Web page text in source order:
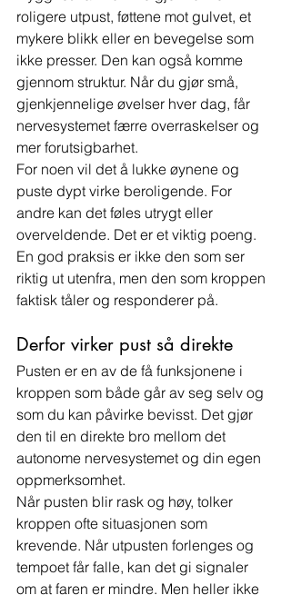
roligere utpust, føttene mot gulvet, et
mykere blikk eller en bevegelse som
ikke presser. Den kan også komme
gjennom struktur. Når du gjør små,
gjenkjennelige øvelser hver dag, får
nervesystemet færre overraskelser og
mer forutsigbarhet.
For noen vil det å lukke øynene og
puste dypt virke beroligende. For
andre kan det føles utrygt eller
overveldende. Det er et viktig poeng.
En god praksis er ikke den som ser
riktig ut utenfra, men den som kroppen
faktisk tåler og responderer på.
Derfor virker pust så direkte
Pusten er en av de få funksjonene i
kroppen som både går av seg selv og
som du kan påvirke bevisst. Det gjør
den til en direkte bro mellom det
autonome nervesystemet og din egen
oppmerksomhet.
Når pusten blir rask og høy, tolker
kroppen ofte situasjonen som
krevende. Når utpusten forlenges og
tempoet får falle, kan det gi signaler
om at faren er mindre. Men heller ikke